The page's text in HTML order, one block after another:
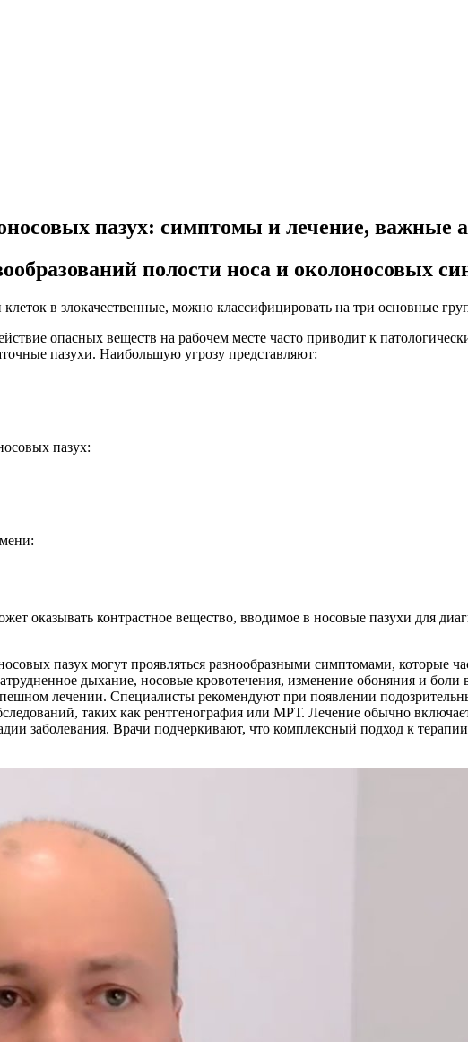
пазух: симптомы и лечение, важные
полости носа и околоносовых
в злокачественные, можно классифицировать на три основные
опасных веществ на рабочем месте часто приводит к
пазухи. Наибольшую угрозу представляют:
пазух:
оказывать контрастное вещество, вводимое в носовые пазухи для
пазух могут проявляться разнообразными симптомами, которые
дыхание, носовые кровотечения, изменение обоняния и боли
лечении. Специалисты рекомендуют при появлении
таких как рентгенография или МРТ. Лечение обычно
заболевания. Врачи подчеркивают, что комплексный подход к